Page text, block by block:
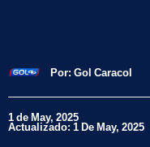
Por: Gol Caracol
1 de May, 2025
Actualizado: 1 De May, 2025